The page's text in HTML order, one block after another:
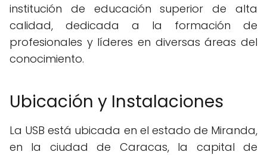
institución de educación superior de alta
calidad, dedicada a la formación de
profesionales y líderes en diversas áreas del
conocimiento.
Ubicación y Instalaciones
La USB está ubicada en el estado de Miranda,
en la ciudad de Caracas, la capital de